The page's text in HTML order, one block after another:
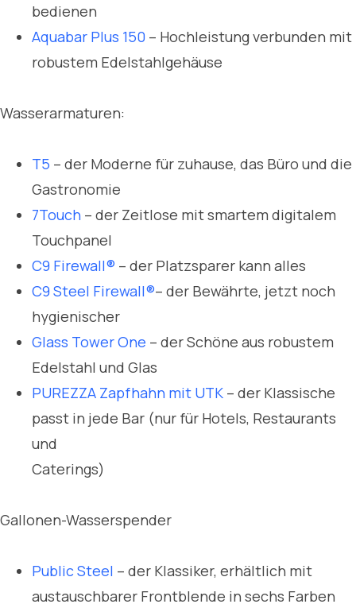
bedienen
Aquabar Plus 150 – Hochleistung verbunden mit
robustem Edelstahlgehäuse
Wasserarmaturen:
T5 – der Moderne für zuhause, das Büro und die
Gastronomie
7Touch – der Zeitlose mit smartem digitalem
Touchpanel
C9 Firewall® – der Platzsparer kann alles
C9 Steel Firewall®– der Bewährte, jetzt noch
hygienischer
Glass Tower One – der Schöne aus robustem
Edelstahl und Glas
PUREZZA Zapfhahn mit UTK – der Klassische
passt in jede Bar (nur für Hotels, Restaurants
und
Caterings)
Gallonen-Wasserspender
Public Steel – der Klassiker, erhältlich mit
austauschbarer Frontblende in sechs Farben